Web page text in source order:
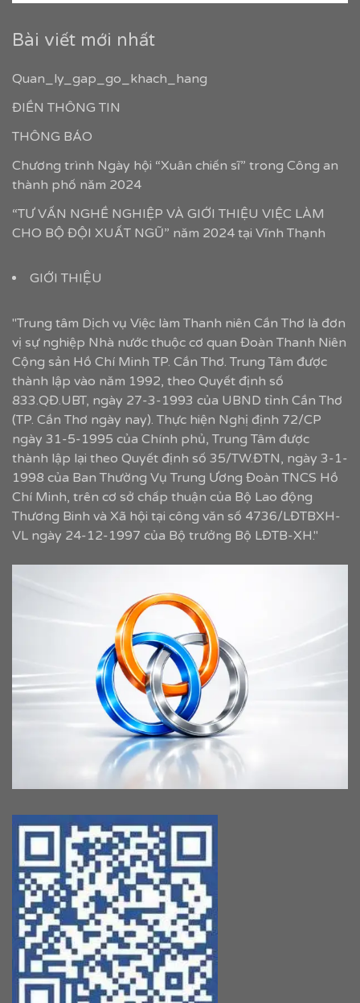
Bài viết mới nhất
Quan_ly_gap_go_khach_hang
ĐIỀN THÔNG TIN
THÔNG BÁO
Chương trình Ngày hội “Xuân chiến sĩ” trong Công an
thành phố năm 2024
“TƯ VẤN NGHỀ NGHIỆP VÀ GIỚI THIỆU VIỆC LÀM
CHO BỘ ĐỘI XUẤT NGŨ” năm 2024 tại Vĩnh Thạnh
GIỚI THIỆU
"Trung tâm Dịch vụ Việc làm Thanh niên Cần Thơ là đơn
vị sự nghiệp Nhà nước thuộc cơ quan Đoàn Thanh Niên
Cộng sản Hồ Chí Minh TP. Cần Thơ. Trung Tâm được
thành lập vào năm 1992, theo Quyết định số
833.QĐ.UBT, ngày 27-3-1993 của UBND tỉnh Cần Thơ
(TP. Cần Thơ ngày nay). Thực hiện Nghị định 72/CP
ngày 31-5-1995 của Chính phủ, Trung Tâm được
thành lập lại theo Quyết định số 35/TW.ĐTN, ngày 3-1-
1998 của Ban Thường Vụ Trung Ương Đoàn TNCS Hồ
Chí Minh, trên cơ sở chấp thuận của Bộ Lao động
Thương Binh và Xã hội tại công văn số 4736/LĐTBXH-
VL ngày 24-12-1997 của Bộ trưởng Bộ LĐTB-XH."